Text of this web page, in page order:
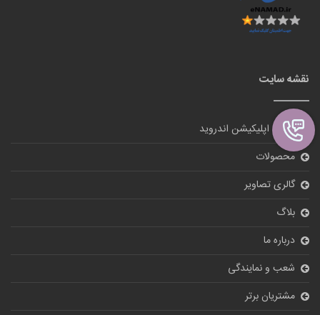
نقشه سایت
دانلود اپلیکیشن اندروید
محصولات
گالری تصاویر
بلاگ
درباره ما
شعب و نمایندگی
مشتریان برتر